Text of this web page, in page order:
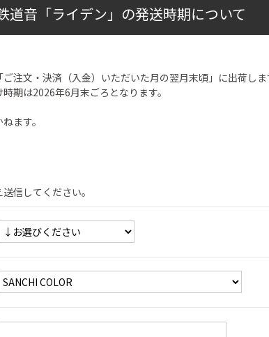
道音「ライデン」の発送時期について
注文・決済（入金）いただいた月の翌月末頃」に出荷しま
期は2026年6月末ごろとなります。
ます。
信してください。